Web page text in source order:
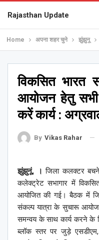
Rajasthan Update
Home अपना शहर चुने झुंझुनू
विकसित भारत
आयोजन हेतु सभी
करें कार्य :
By Vikas Rahar
झुंझुनूं, । जिला कलक्टर
कलेक्ट्रेट सभागार में
आयोजित की गई। बैठक में
संकल्प यात्रा के सुचारू
समन्वय के साथ कार्य करने के
ब्लॉक स्तर पर जुड़े